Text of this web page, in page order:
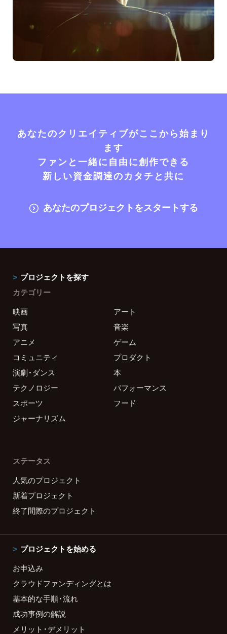
あなたのクリエイティブがここから始まり
ます
ファンと一緒に自由に創作できる
新しい資金調達のカタチと共に
あなたのプロジェクトをスタートする
プロジェクトを探す
カテゴリー
映画
アート
写真
音楽
アニメ
ゲーム
コミュニティ
プロダクト
演劇・ダンス
本
テクノロジー
パフォーマンス
スポーツ
フード
ジャーナリズム
ステータス
人気のプロジェクト
新着プロジェクト
終了間際のプロジェクト
プロジェクトを始める
お申込み
クラウドファンディングとは
基本的な手順・流れ
成功事例の解説
メリット・デメリット